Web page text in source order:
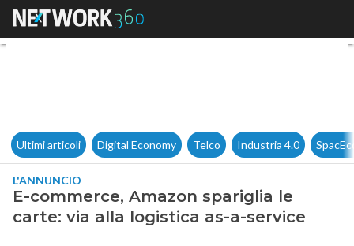
E-commerce, Amazon
Ultimi articoli Digital Economy Telco Industria 4.0
L'ANNUNCIO
E-commerce, Amazon spariglia le
carte: via alla logistica as-a-service